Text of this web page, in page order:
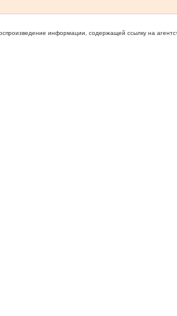
информации, содержащей ссылку на